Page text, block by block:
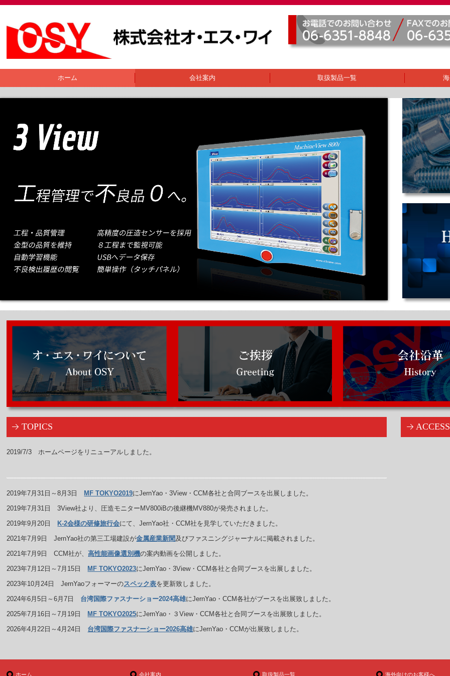
ホーム 会社案内 取扱製品一覧
JERN YAO
CCM
3View
その他製品
TOPICS
2019/7/3 ホームページをリニューアルしました。
2019年7月31日～8月3日MF TOKYO2019にJernYao・3View・CCM各社と合同ブースを出展しました。
2019年7月31日 3View社より、圧造モニターMV800iBの後継機MV880が発売されました。
2019年9月20日K-2会様の研修旅行会にて、JernYao社・CCM社を見学していただきました。
2021年7月9日 JernYao社の第三工場建設が金属産業新聞及びファスニングジャーナルに掲載されました。
2021年7月9日 CCM社が、高性能画像選別機の案内動画を公開しました。
2023年7月12日～7月15日MF TOKYO2023にJernYao・3View・CCM各社と合同ブースを出展しました。
2023年10月24日 JernYaoフォーマーのスペック表を更新致しました。
2024年6月5日～6月7日台湾国際ファスナーショー2024高雄にJernYao・CCM各社がブースを出展致しました。
2025年7月16日～7月19日MF TOKYO2025にJernYao・３View・CCM各社と合同ブースを出展致しました。
2026年4月22日～4月24日台湾国際ファスナーショー2026高雄にJernYao・CCMが出展致しました。
ACCESS
ホーム 会社案内 取扱製品一覧 海外向けのお客様へ